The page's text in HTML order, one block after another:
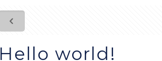
Hello world!